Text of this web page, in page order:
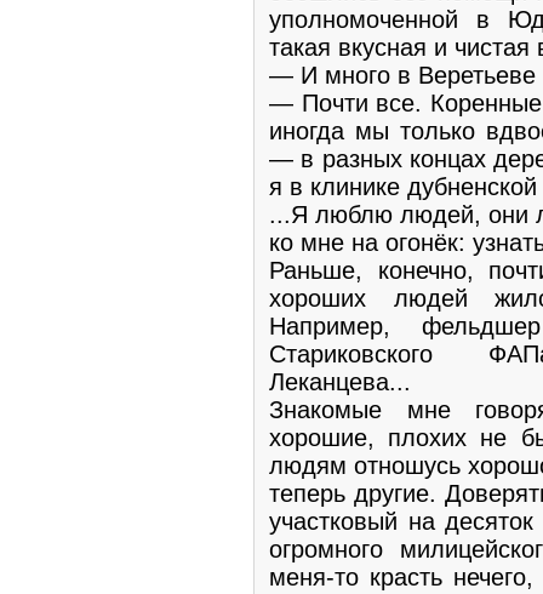
уполномоченной в
такая вкусная и чистая
— И много в
— Почти все. Коренные
иногда мы только
— в разных концах
я в клинике
...Я люблю людей, они
ко мне на огонёк:
Раньше, конечно,
хороших людей
Например,
Стариковского
Леканцева...
Знакомые мне
хорошие, плохих не
людям отношусь
теперь другие.
участковый на
огромного
меня-то красть